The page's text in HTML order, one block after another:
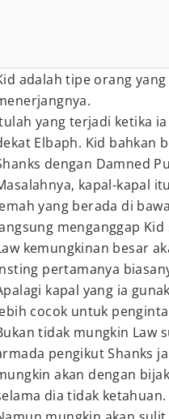
adalah tipe orang
yang terjadi ketika
Elbaph. Kid bahkan
dengan Damned
kapal-kapal
yang berada di
menganggap
kemungkinan besar
pertamanya
kapal yang ia
cocok untuk
tidak mungkin Law
pengikut Shanks
akan dengan
dia tidak ketahuan.